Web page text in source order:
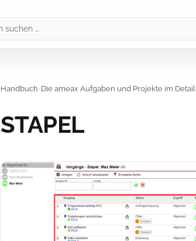
Handbuch ›Die ameax Aufgaben und Projekte im Detail
STAPEL